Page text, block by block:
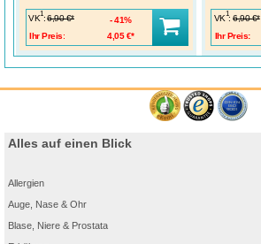
VK
1
: 6,90 €*
Ihr Preis:
4,05 €*
41% VK
1
: 6,90 €*
Ihr Preis:
Alles auf einen Blick
Allergien
Auge, Nase & Ohr
Blase, Niere & Prostata